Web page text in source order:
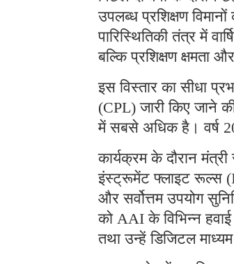
उपलब्ध प्रशिक्षण
पारिस्थितिकी तंत्र में
बल्कि प्रशिक्षण क्षमता
इस विस्तार का सीधा
(CPL) जारी किए जाने
में सबसे अधिक है। वर्ष
कार्यक्रम के दौरान
इंस्ट्रूमेंट फ्लाइट रूल्स
और सर्वोत्तम उपयोग
को AAI के विभिन्न
तथा उन्हें डिजिटल